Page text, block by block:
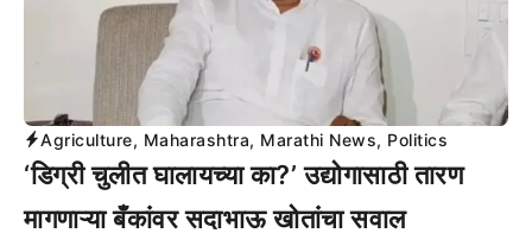
Agriculture, Maharashtra, Marathi News, Politics
‘डिग्री चुलीत घालायच्या का?’ उद्योगासाठी तारण
मागणाऱ्या बँकांवर सदाभाऊ खोतांचा सवाल